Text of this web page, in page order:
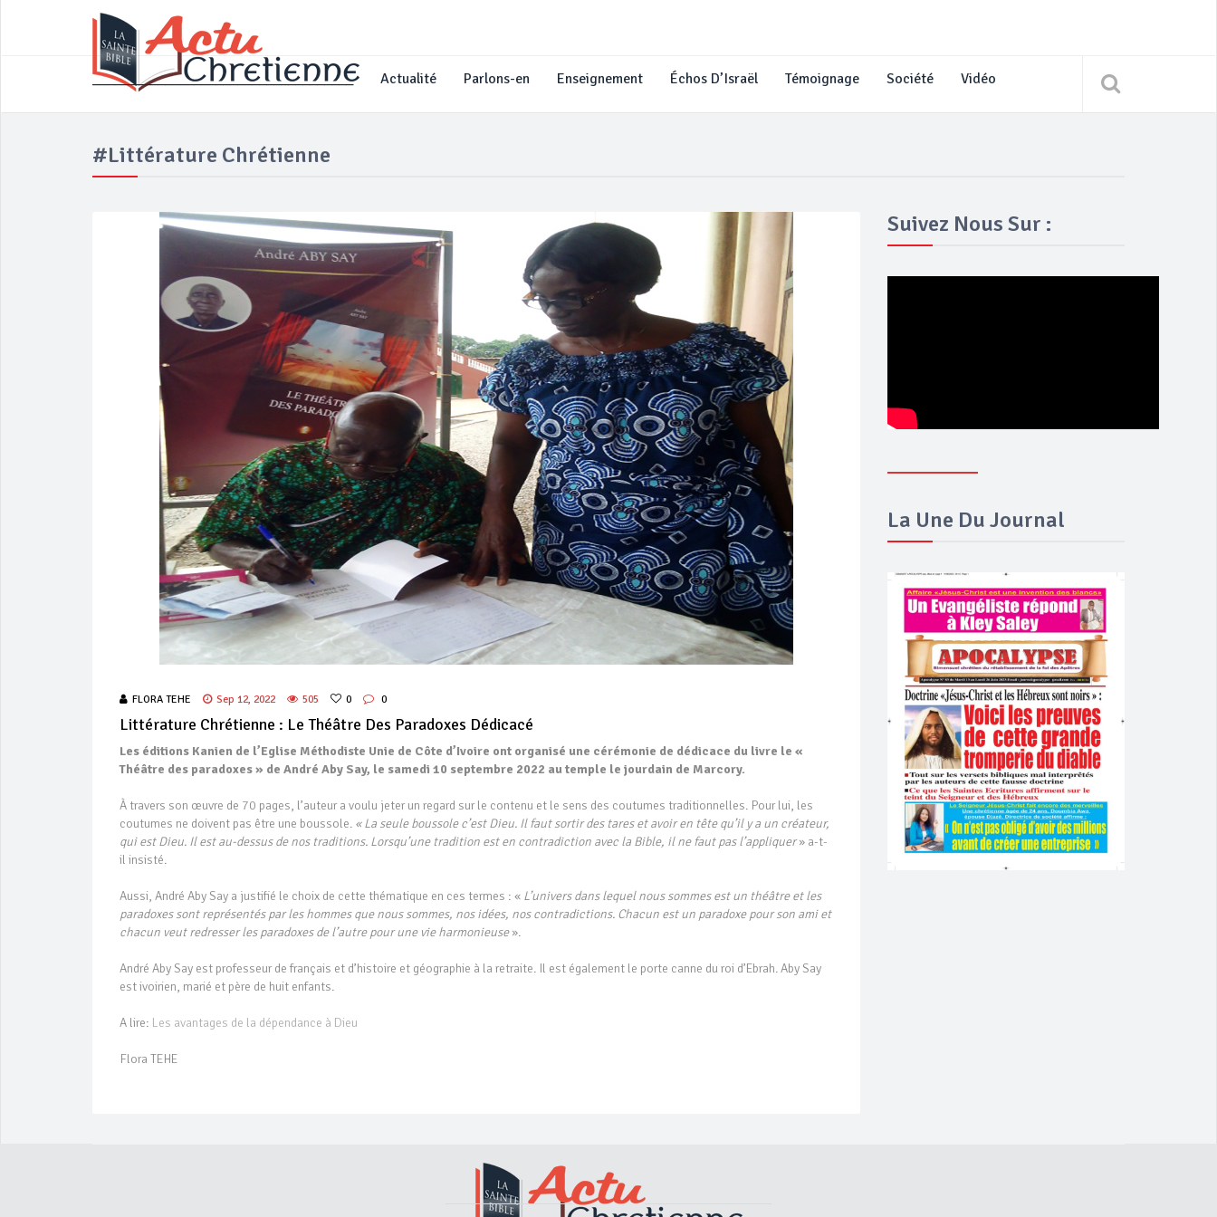
____________________________________ Actualité Parlons-en Enseignement Échos D’Israël Témoignage Société Vidéo
#littérature Chrétienne
FLORA TEHE Sep 12, 2022 505 0 0
Littérature Chrétienne : Le Théâtre Des Paradoxes Dédicacé
Les éditions Kanien de l’Eglise Méthodiste Unie de Côte d’Ivoire ont organisé une cérémonie de dédicace du livre le «
Théâtre des paradoxes » de André Aby Say, le samedi 10 septembre 2022 au temple le jourdain de Marcory.
À travers son œuvre de 70 pages, l’auteur a voulu jeter un regard sur le contenu et le sens des coutumes traditionnelles. Pour lui, les
coutumes ne doivent pas être une boussole. « La seule boussole c’est Dieu. Il faut sortir des tares et avoir en tête qu’il y a un créateur,
qui est Dieu. Il est au-dessus de nos traditions. Lorsqu’une tradition est en contradiction avec la Bible, il ne faut pas l’appliquer» a-t-
il insisté.
Aussi, André Aby Say a justifié le choix de cette thématique en ces termes : « L’univers dans lequel nous sommes est un théâtre et les
paradoxes sont représentés par les hommes que nous sommes, nos idées, nos contradictions. Chacun est un paradoxe pour son ami et
chacun veut redresser les paradoxes de l’autre pour une vie harmonieuse».
André Aby Say est professeur de français et d’histoire et géographie à la retraite. Il est également le porte canne du roi d’Ebrah. Aby Say
est ivoirien, marié et père de huit enfants.
A lire: Les avantages de la dépendance à Dieu
Flora TEHE
Suivez Nous Sur :
La Une Du Journal